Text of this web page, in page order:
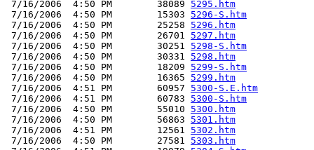
7/16/2006  4:50 PM        38089 5295.htm
7/16/2006  4:50 PM        15303 5296-S.htm
7/16/2006  4:50 PM        25258 5296.htm
7/16/2006  4:50 PM        26701 5297.htm
7/16/2006  4:50 PM        30251 5298-S.htm
7/16/2006  4:50 PM        30331 5298.htm
7/16/2006  4:50 PM        18209 5299-S.htm
7/16/2006  4:50 PM        16365 5299.htm
7/16/2006  4:51 PM        60957 5300-S.E.htm
7/16/2006  4:51 PM        60783 5300-S.htm
7/16/2006  4:50 PM        55010 5300.htm
7/16/2006  4:50 PM        56863 5301.htm
7/16/2006  4:51 PM        12561 5302.htm
7/16/2006  4:50 PM        27581 5303.htm